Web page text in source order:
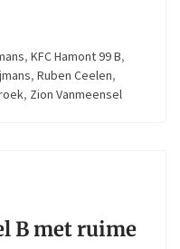
, KFC Hamont 99 B,
, Ruben Ceelen,
, Zion Vanmeensel
B met ruime